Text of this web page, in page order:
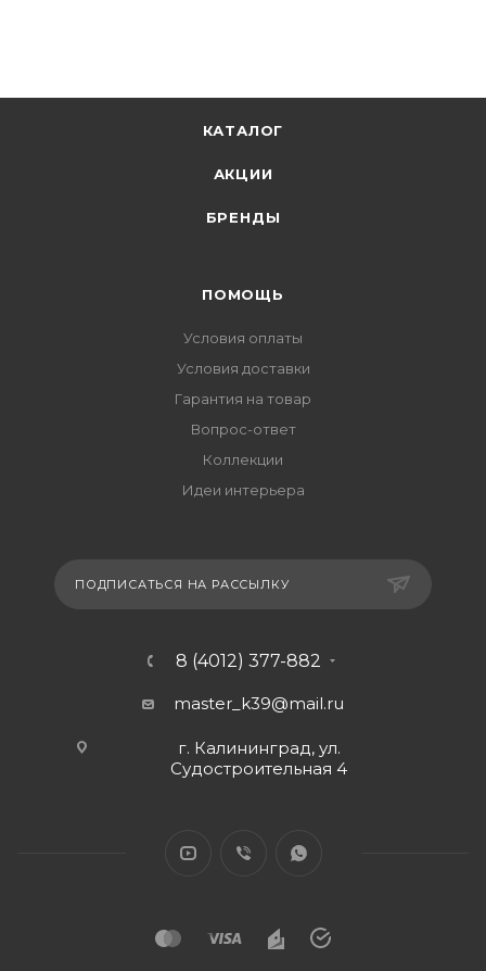
КАТАЛОГ
АКЦИИ
БРЕНДЫ
ПОМОЩЬ
Условия оплаты
Условия доставки
Гарантия на товар
Вопрос-ответ
Коллекции
Идеи интерьера
ПОДПИСАТЬСЯ НА РАССЫЛКУ
8 (4012) 377-882
master_k39@mail.ru
г. Калининград, ул.
Судостроительная 4